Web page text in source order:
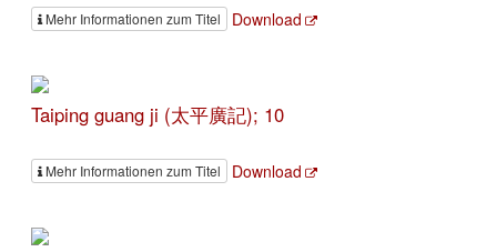
Mehr Informationen zum Titel Download
Taiping guang ji (太平廣記); 10
Mehr Informationen zum Titel Download